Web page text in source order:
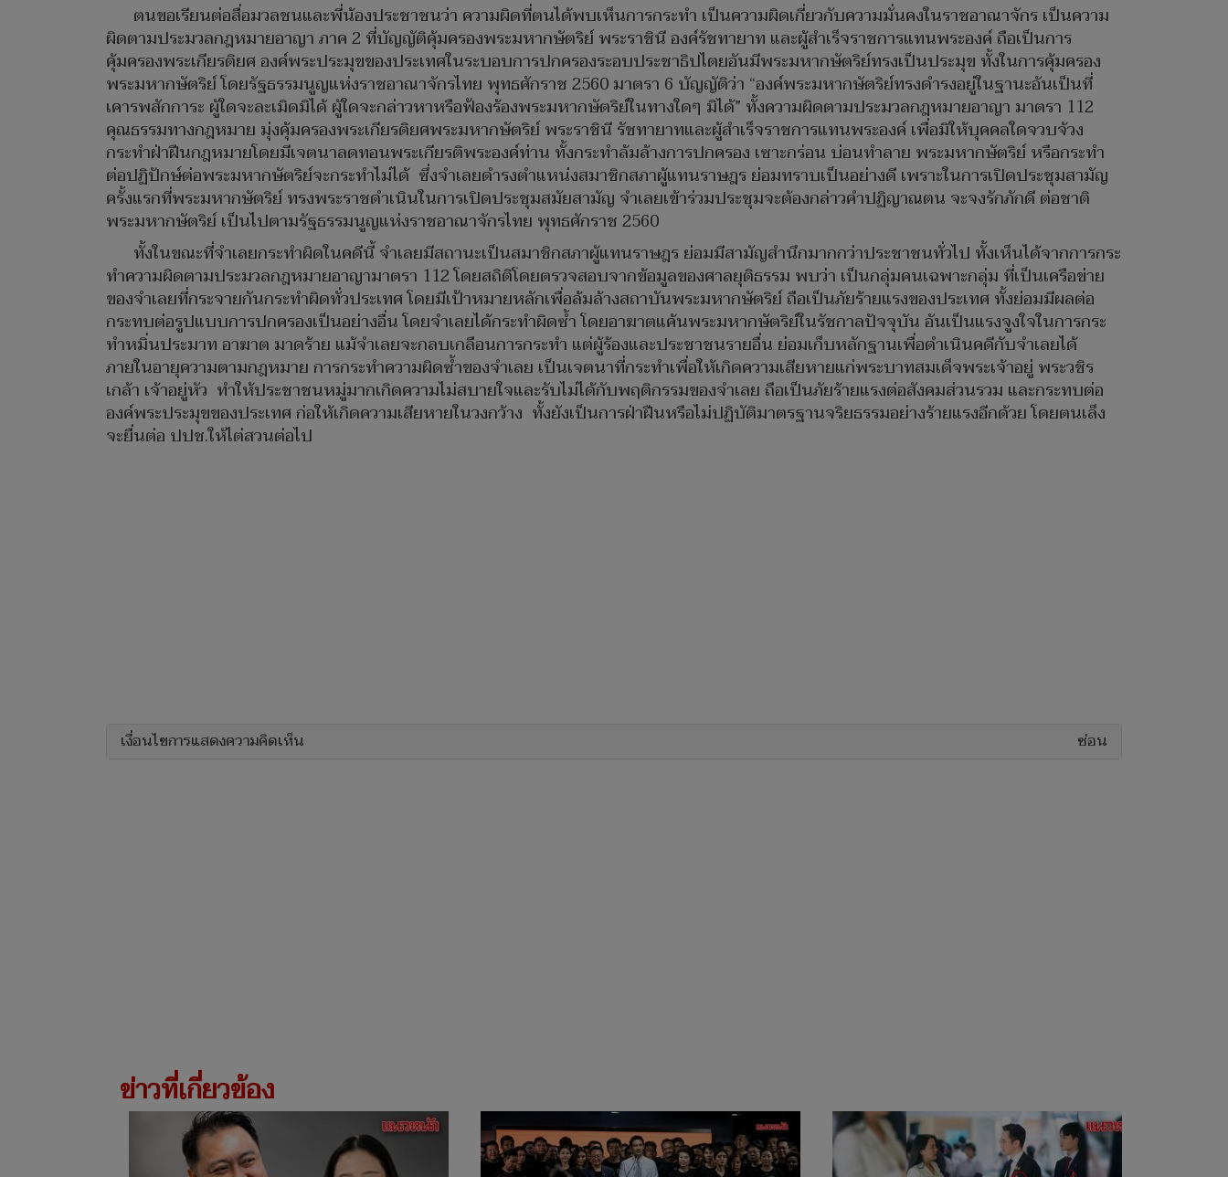
ตนขอเรียนต่อสื่อมวลชนและพี่น้องประชาชนว่า ความผิดที่ตนได้พบเห็นการกระทำ เป็นความผิดเกี่ยวกับความมั่นคงในราชอาณาจักร เป็นความ
ผิดตามประมวลกฎหมายอาญา ภาค 2 ที่บัญญัติคุ้มครองพระมหากษัตริย์ พระราชินี องค์รัชทายาท และผู้สำเร็จราชการแทนพระองค์ ถือเป็นการ
คุ้มครองพระเกียรติยศ องค์พระประมุขของประเทศในระบอบการปกครองระอบประชาธิปไตยอันมีพระมหากษัตริย์ทรงเป็นประมุข ทั้งในการคุ้มครอง
พระมหากษัตริย์ โดยรัฐธรรมนูญแห่งราชอาณาจักรไทย พุทธศักราช 2560 มาตรา 6 บัญญัติว่า “องค์พระมหากษัตริย์ทรงดำรงอยู่ในฐานะอันเป็นที่
เคารพสักการะ ผู้ใดจะละเมิดมิได้ ผู้ใดจะกล่าวหาหรือฟ้องร้องพระมหากษัตริย์ในทางใดๆ มิได้” ทั้งความผิดตามประมวลกฎหมายอาญา มาตรา 112
คุณธรรมทางกฎหมาย มุ่งคุ้มครองพระเกียรติยศพระมหากษัตริย์ พระราชินี รัชทายาทและผู้สำเร็จราชการแทนพระองค์ เพื่อมิให้บุคคลใดจวบจ้วง
กระทำฝ่าฝืนกฎหมายโดยมีเจตนาลดทอนพระเกียรติพระองค์ท่าน ทั้งกระทำล้มล้างการปกครอง เซาะกร่อน บ่อนทำลาย พระมหากษัตริย์ หรือกระทำ
ต่อปฏิปักษ์ต่อพระมหากษัตริย์จะกระทำไม่ได้ ซึ่งจำเลยดำรงตำแหน่งสมาชิกสภาผู้แทนราษฎร ย่อมทราบเป็นอย่างดี เพราะในการเปิดประชุมสามัญ
ครั้งแรกที่พระมหากษัตริย์ ทรงพระราชดำเนินในการเปิดประชุมสมัยสามัญ จำเลยเข้าร่วมประชุมจะต้องกล่าวคำปฏิญาณตน จะจงรักภักดี ต่อชาติ
พระมหากษัตริย์ เป็นไปตามรัฐธรรมนูญแห่งราชอาณาจักรไทย พุทธศักราช 2560
ทั้งในขณะที่จำเลยกระทำผิดในคดีนี้ จำเลยมีสถานะเป็นสมาชิกสภาผู้แทนราษฎร ย่อมมีสามัญสำนึกมากกว่าประชาชนทั่วไป ทั้งเห็นได้จากการกระ
ทำความผิดตามประมวลกฎหมายอาญามาตรา 112 โดยสถิติโดยตรวจสอบจากข้อมูลของศาลยุติธรรม พบว่า เป็นกลุ่มคนเฉพาะกลุ่ม ที่เป็นเครือข่าย
ของจำเลยที่กระจายกันกระทำผิดทั่วประเทศ โดยมีเป้าหมายหลักเพื่อล้มล้างสถาบันพระมหากษัตริย์ ถือเป็นภัยร้ายแรงของประเทศ ทั้งย่อมมีผลต่อ
กระทบต่อรูปแบบการปกครองเป็นอย่างอื่น โดยจำเลยได้กระทำผิดซ้ำ โดยอาฆาตแค้นพระมหากษัตริย์​ในรัชกาลปัจจุบัน อันเป็นแรงจูงใจในการกระ
ทำหมิ่นประมาท อาฆาต มาดร้าย แม้จำเลยจะกลบเกลือนการกระทำ แต่ผู้ร้องและประชาชนรายอื่น ย่อมเก็บหลักฐานเพื่อดำเนินคดีกับจำเลยได้
ภายในอายุความตามกฎหมาย การกระทำความผิดซ้ำของจำเลย เป็นเจตนาที่กระทำเพื่อให้เกิดความเสียหายแก่พระบาทสมเด็จพระเจ้าอยู่ พระวชิร
เกล้า เจ้าอยู่หัว ทำให้ประชาชนหมู่มากเกิดความไม่สบายใจและรับไม่ได้กับพฤติกรรมของจำเลย ถือเป็นภัยร้ายแรงต่อสังคมส่วนรวม และกระทบต่อ
องค์พระประมุขของประเทศ ก่อให้เกิดความเสียหายในวงกว้าง ทั้งยังเป็นการฝ่าฝืนหรือไม่ปฏิบัติมาตรฐานจริยธรรมอย่างร้ายแรงอีกด้วย โดยตนเล็ง
จะยื่นต่อ ปปช.ให้ไต่สวนต่อไป
เงื่อนไขการแสดงความคิดเห็น ซ่อน
ข่าวที่เกี่ยวข้อง